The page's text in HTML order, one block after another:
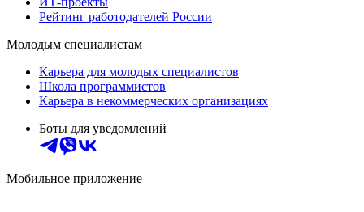
Рейтинг работодателей России
Молодым специалистам
Карьера для молодых специалистов
Школа программистов
Карьера в некоммерческих организациях
Боты для уведомлений
Мобильное приложение